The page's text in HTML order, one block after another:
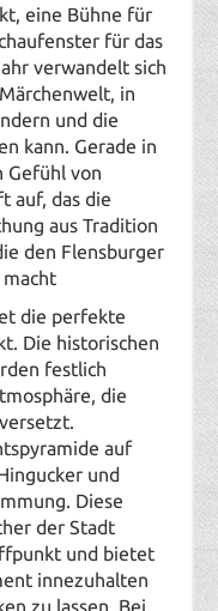
eine Bühne für
für das
verwandelt sich
in
und die
kann. Gerade in
Gefühl von
auf, das die
aus Tradition
den Flensburger
macht
die perfekte
Die historischen
festlich
die
auf
und
Diese
der Stadt
und bietet
innezuhalten
zu lassen. Bei